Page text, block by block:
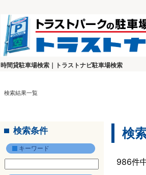
時間貸駐車場検索｜トラストナビ駐車場検索
検索結果一覧
検索条件
キーワード
検
986件